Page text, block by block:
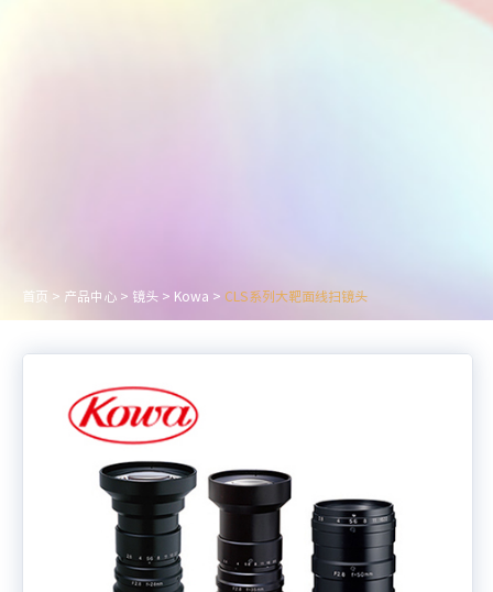
首页 > 产品中心 > 镜头 > Kowa > CLS系列大靶面线扫镜头